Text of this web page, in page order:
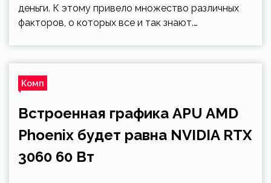
деньги. К этому привело множество различных
факторов, о которых все и так знают.…
Комп
Встроенная графика APU AMD
Phoenix будет равна NVIDIA RTX
3060 60 Вт